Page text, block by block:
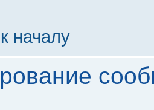
началу